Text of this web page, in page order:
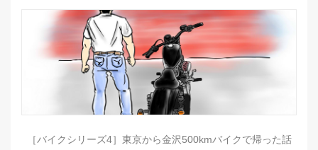
［バイクシリーズ4］東京から金沢500kmバイクで帰った話